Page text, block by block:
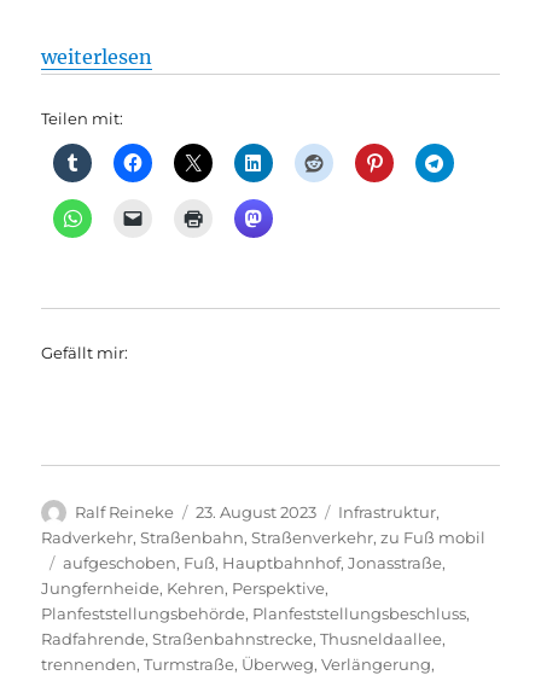
„zu Fuß mobil: M10 Verlängerung in Moabit –
weiterlesen
Teilen mit:
Gefällt mir:
Autor
Ralf Reineke
Veröffentlicht
am
23. August 2023 Kategorien
Infrastruktur,
Radverkehr,Straßenbahn,Straßenverkehr,zu Fuß mobil
Schlagwörter
aufgeschoben, Fuß, Hauptbahnhof,Jonasstraße,
Jungfernheide, Kehren, Perspektive,
Planfeststellungsbehörde, Planfeststellungsbeschluss,
Radfahrende,Straßenbahnstrecke,Thusneldaallee,
trennenden,Turmstraße, Überweg,Verlängerung,